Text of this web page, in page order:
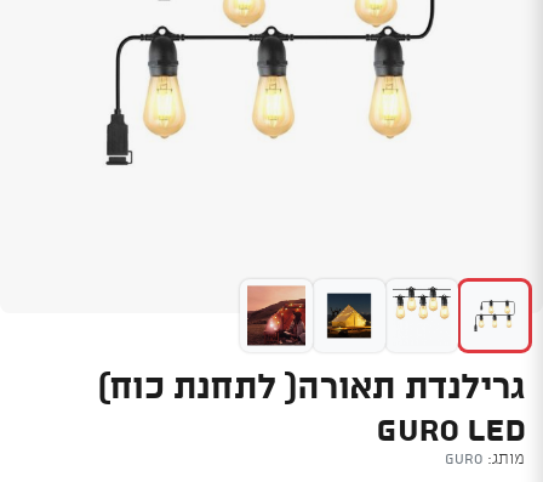
גרילנדת תאורה( לתחנת כוח)
GURO LED
מותג: Guro